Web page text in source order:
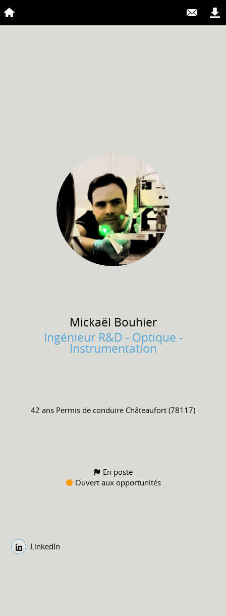
Mickaël Bouhier
Ingénieur R&D - Optique -
Instrumentation
42 ans Permis de conduire Châteaufort (78117)
En poste
Ouvert aux opportunités
LinkedIn